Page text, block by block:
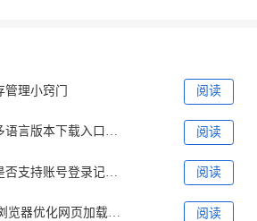
理小窍门 阅读
谷歌浏览器官方多语言版本下载入口介绍 阅读
阅读
如何通过Chrome浏览器优化网页加载的优先级顺序 阅读